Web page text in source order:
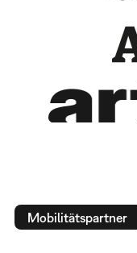
Mobilitätspartner